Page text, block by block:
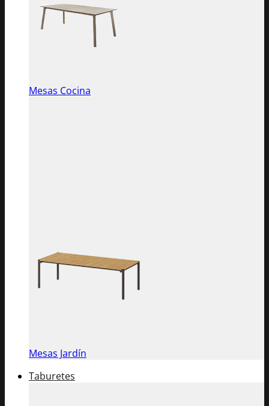
Mesas Cocina
Mesas Jardín
Taburetes